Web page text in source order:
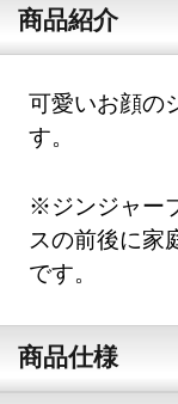
商品紹介
可愛いお顔の
す。
※ジンジャー
スの前後に家
です。
商品仕様